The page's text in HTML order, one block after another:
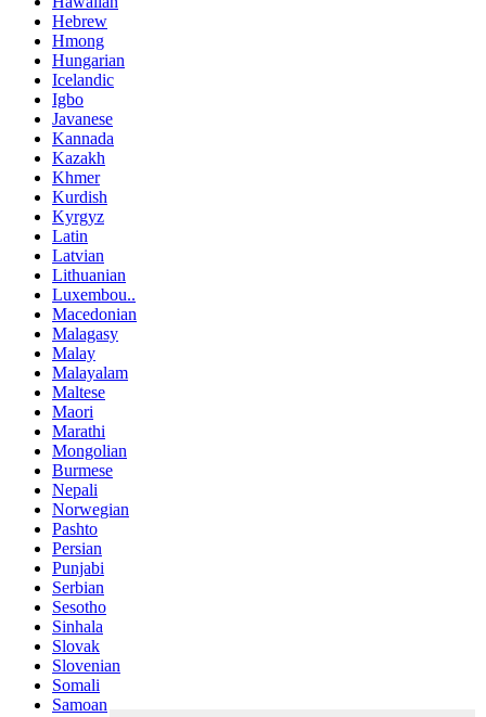
Hebrew
Hmong
Hungarian
Icelandic
Igbo
Javanese
Kannada
Kazakh
Khmer
Kurdish
Kyrgyz
Latin
Latvian
Lithuanian
Luxembou..
Macedonian
Malagasy
Malay
Malayalam
Maltese
Maori
Marathi
Mongolian
Burmese
Nepali
Norwegian
Pashto
Persian
Punjabi
Serbian
Sesotho
Sinhala
Slovak
Slovenian
Somali
Samoan